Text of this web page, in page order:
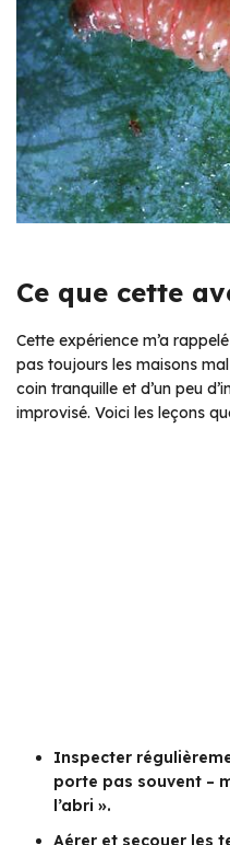
Ce que cette
Cette expérience m’a
pas toujours les maisons
coin tranquille et d’un peu
improvisé. Voici les leçons
Inspecter
porte pas souvent –
l’abri ».
Aérer et secouer les